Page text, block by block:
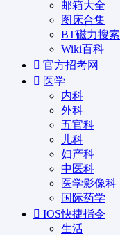
邮箱大全
图床合集
BT磁力搜索
Wiki百科
官方招考网
医学
内科
外科
五官科
儿科
妇产科
中医科
医学影像科
国际药学
IOS快捷指令
生活